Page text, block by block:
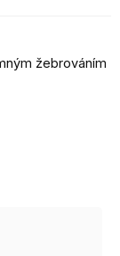
žebrováním